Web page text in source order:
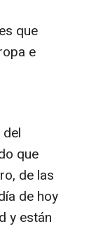
que
e
que
de las
de hoy
y están